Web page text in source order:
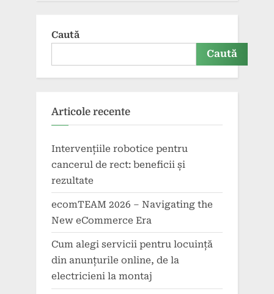
Caută
Caută
Articole recente
Intervențiile robotice pentru
cancerul de rect: beneficii și
rezultate
ecomTEAM 2026 – Navigating the
New eCommerce Era
Cum alegi servicii pentru locuință
din anunțurile online, de la
electricieni la montaj